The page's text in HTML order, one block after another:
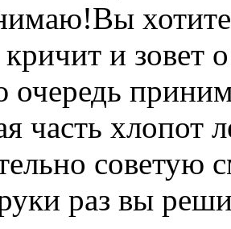
хотите
кричит и
очередь
часть хлопот
советую
раз вы